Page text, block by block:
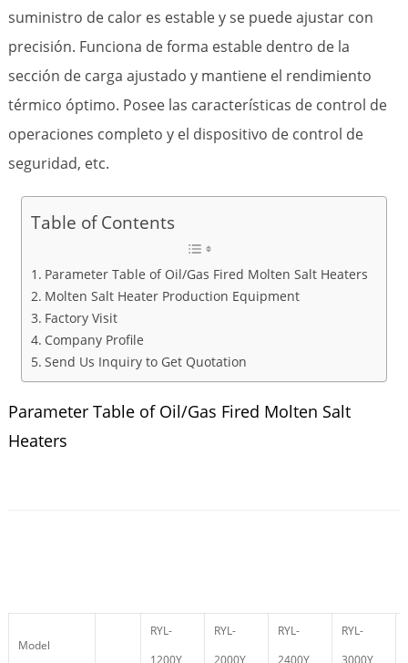
suministro de calor es estable y se puede ajustar con
precisión. Funciona de forma estable dentro de la
sección de carga ajustado y mantiene el rendimiento
térmico óptimo. Posee las características de control de
operaciones completo y el dispositivo de control de
seguridad, etc.
Table of Contents
Parameter Table of Oil/Gas Fired Molten Salt Heaters
Molten Salt Heater Production Equipment
Factory Visit
Company Profile
Send Us Inquiry to Get Quotation
Parameter Table of Oil/Gas Fired Molten Salt
Heaters
Model
RYL-
RYL-
RYL-
RYL-